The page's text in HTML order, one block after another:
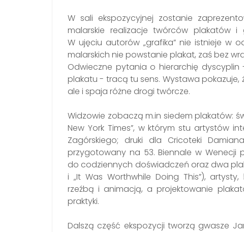
W sali ekspozycyjnej zostanie
malarskie realizacje twórców plakatów
W ujęciu autorów „grafika” nie istnieje w
malarskich nie powstanie plakat, zaś bez
Odwieczne pytania o hierarchię dyscyplin
plakatu - tracą tu sens. Wystawa
ale i spaja różne drogi twórcze.
Widzowie zobaczą m.in siedem plakatów:
New York Times”, w którym stu artystów
Zagórskiego; druki dla Cricoteki
przygotowany na 53. Biennale w Wenecji
do codziennych doświadczeń oraz dwa
i „It Was Worthwhile Doing This”),
rzeźbą i animacją, a projektowanie
praktyki.
Dalszą część ekspozycji tworzą gwasze